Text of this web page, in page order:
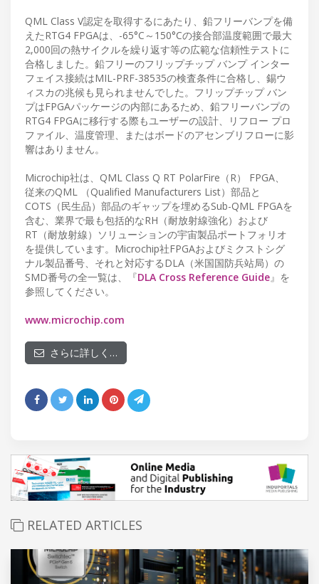
QML Class V認定を取得するにあたり、鉛フリーバンプを備
えたRTG4 FPGAは、-65°C～150°Cの接合部温度範囲で最大
2,000回の熱サイクルを繰り返す等の広範な信頼性テストに
合格しました。鉛フリーのフリップチップ バンプ インター
フェイス接続はMIL-PRF-38535の検査条件に合格し、錫ウ
ィスカの兆候も見られませんでした。フリップチップ バン
プはFPGAパッケージの内部にあるため、鉛フリーバンプの
RTG4 FPGAに移行する際もユーザーの設計、リフロー プロ
ファイル、温度管理、またはボードのアセンブリフローに影
響はありません。
Microchip社は、QML Class Q RT PolarFire（R） FPGA、
従来のQML （Qualified Manufacturers List）部品と
COTS（民生品）部品のギャップを埋めるSub-QML FPGAを
含む、業界で最も包括的なRH（耐放射線強化）および
RT（耐放射線）ソリューションの宇宙製品ポートフォリオ
を提供しています。Microchip社FPGAおよびミクストシグ
ナル製品番号、それと対応するDLA（米国国防兵站局）の
SMD番号の全一覧は、『DLA Cross Reference Guide』を
参照してください。
www.microchip.com
さらに詳しく…
RELATED ARTICLES